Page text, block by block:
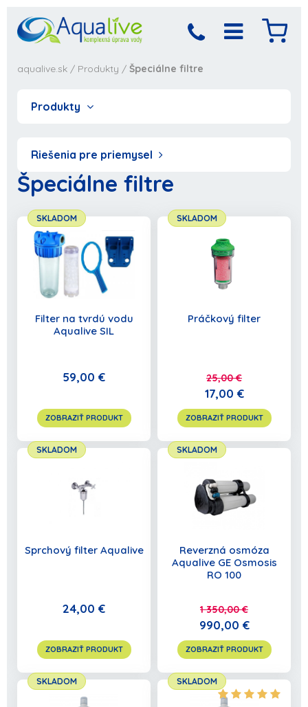
aqualive.sk / Produkty / Špeciálne filtre
Produkty
Riešenia pre priemysel
Špeciálne filtre
SKLADOM
Filter na tvrdú vodu
Aqualive SIL
59,00 €
ZOBRAZIŤ PRODUKT
SKLADOM
Práčkový filter
25,00 €
17,00 €
ZOBRAZIŤ PRODUKT
SKLADOM
Sprchový filter Aqualive
24,00 €
ZOBRAZIŤ PRODUKT
SKLADOM
Reverzná osmóza
Aqualive GE Osmosis
RO 100
1 350,00 €
990,00 €
ZOBRAZIŤ PRODUKT
SKLADOM SKLADOM
Produkt bol pridaný
POKRAČOVAŤ V NAKUPOVANÍ
Objednávka sa
spracováva,
počkajte prosím...